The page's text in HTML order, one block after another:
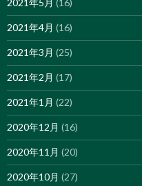
2021年5月 (16)
2021年4月 (16)
2021年3月 (25)
2021年2月 (17)
2021年1月 (22)
2020年12月 (16)
2020年11月 (20)
2020年10月 (27)